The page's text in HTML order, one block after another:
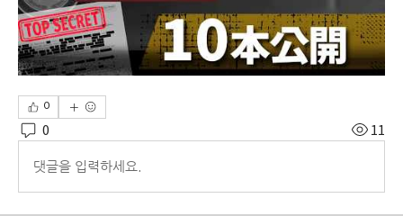
0
0 11
댓글을 입력하세요.